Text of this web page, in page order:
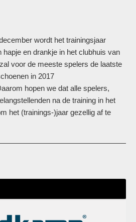
wordt het trainingsjaar
hapje en drankje in het clubhuis van
voor de meeste spelers de laatste
in 2017
hopen we dat alle spelers,
na de training in het
het (trainings-)jaar gezellig af te